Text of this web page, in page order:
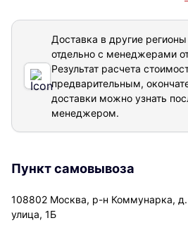
Доставка в другие
отдельно с менеджерами
Результат расчета
предварительным,
доставки можно узнать
менеджером.
Пункт самовывоза
108802 Москва, р-н Коммунарка,
улица, 1Б